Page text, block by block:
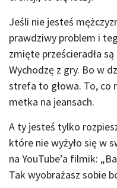
Jeśli nie jesteś
prawdziwy problem i
zmięte prześcieradła
Wychodzę z gry. Bo w
strefa to głowa. To, co
metka na jeansach.
A ty jesteś tylko
które nie wyżyło się w
na YouTube’a filmik:
Tak wyobrażasz sobie